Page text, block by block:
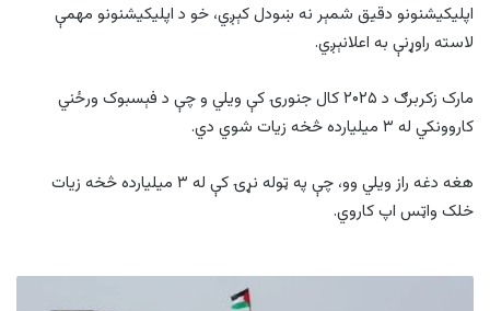
اپلیکیشنونو دقیق شمېر نه ښودل کېږي، خو د اپلیکیشنونو مهمې
لاسته راوړنې به اعلانېږي.
مارک زکربرګ د ۲۰۲۵ کال جنورۍ کې ویلي و چې د فېسبوک ورځني
کاروونکي له ۳ میلیارده څخه زیات شوي دي.
هغه دغه راز ویلي وو، چې په ټوله نړۍ کې له ۳ میلیارده څخه زیات
خلک واټس اپ کاروي.